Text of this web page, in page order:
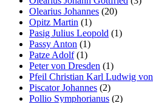
Olearius Johannes (20)
Opitz Martin (1)
Pasig Julius Leopold (1)
Passy Anton (1)
Patze Adolf(1)
Peter von Dresden (1)
Pfeil Christian Karl Ludwig von
Piscator Johannes (2)
Pollio Symphorianus (2)